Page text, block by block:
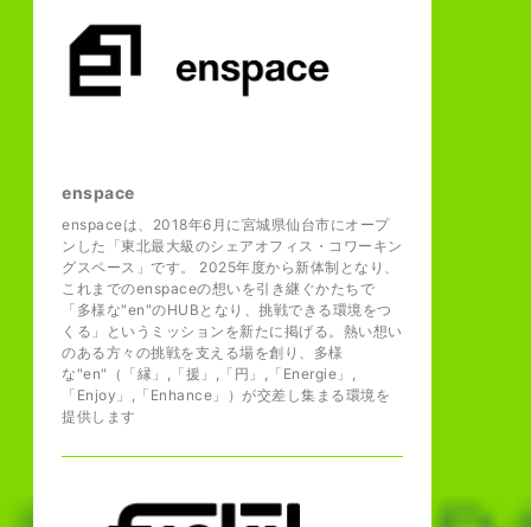
enspace
enspaceは、2018年6月に宮城県仙台市にオープ
ンした「東北最大級のシェアオフィス・コワーキン
グスペース」です。 2025年度から新体制となり、
これまでのenspaceの想いを引き継ぐかたちで
「多様な"en"のHUBとなり、挑戦できる環境をつ
くる」というミッションを新たに掲げる。熱い想い
のある方々の挑戦を支える場を創り、多様
な"en"（「縁」,「援」,「円」,「Energie」,
「Enjoy」,「Enhance」）が交差し集まる環境を
提供します